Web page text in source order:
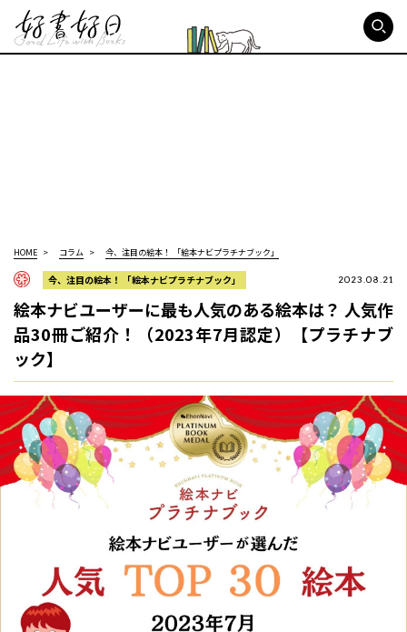
HOME コラム 今、注目の絵本！ 「絵本ナビプラチナブック」
今、注目の絵本！ 「絵本ナビプラチナブック」 2023.08.21
絵本ナビユーザーに最も人気のある絵本は？ 人気作
品30冊ご紹介！（2023年7月認定）【プラチナブ
ック】